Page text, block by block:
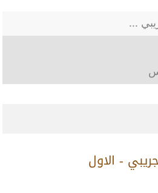
...
- الاول